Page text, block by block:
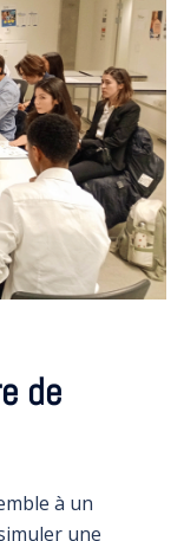
de
à un
une